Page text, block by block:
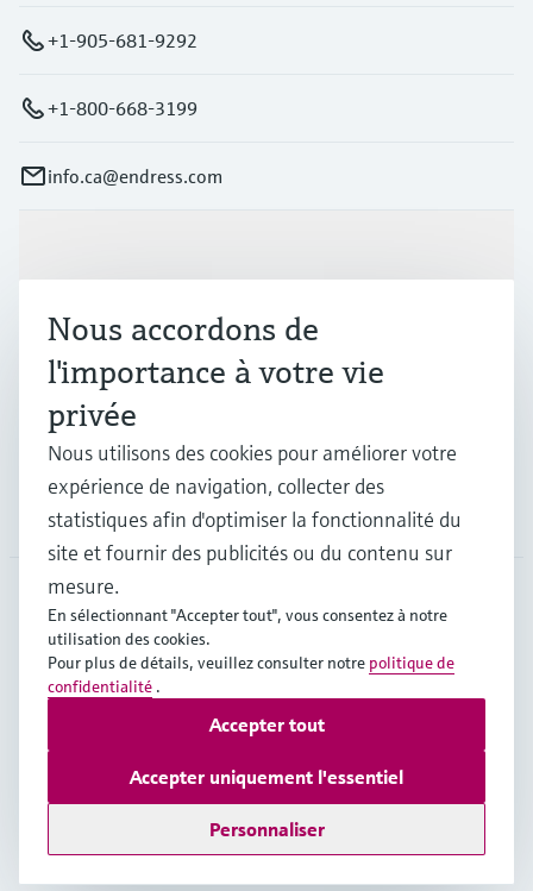
+1-905-681-9292
+1-800-668-3199
info.ca@endress.com
Industries
Support
Société
CAN Français
Copyright © Endress+Hauser Group Services AG
Mentions légales
Politique de protection des données
Conditions générales de vente
Nous accordons de
l'importance à votre vie
privée
Nous utilisons des cookies pour améliorer votre
expérience de navigation, collecter des
statistiques afin d'optimiser la fonctionnalité du
site et fournir des publicités ou du contenu sur
mesure.
En sélectionnant "Accepter tout", vous consentez à notre
utilisation des cookies.
Pour plus de détails, veuillez consulter notre politique de
confidentialité .
Personnaliser
Accepter uniquement l'essentiel
Accepter tout